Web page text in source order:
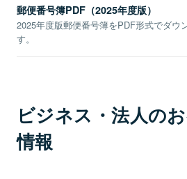
郵便番号簿PDF（2025年度版）
2025年度版郵便番号簿をPDF形式でダウ
す。
ビジネス・法人の
情報